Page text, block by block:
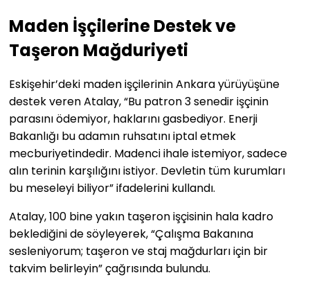
Maden İşçilerine Destek ve
Taşeron Mağduriyeti
Eskişehir’deki maden işçilerinin Ankara yürüyüşüne
destek veren Atalay, “Bu patron 3 senedir işçinin
parasını ödemiyor, haklarını gasbediyor. Enerji
Bakanlığı bu adamın ruhsatını iptal etmek
mecburiyetindedir. Madenci ihale istemiyor, sadece
alın terinin karşılığını istiyor. Devletin tüm kurumları
bu meseleyi biliyor” ifadelerini kullandı.
Atalay, 100 bine yakın taşeron işçisinin hala kadro
beklediğini de söyleyerek, “Çalışma Bakanına
sesleniyorum; taşeron ve staj mağdurları için bir
takvim belirleyin” çağrısında bulundu.